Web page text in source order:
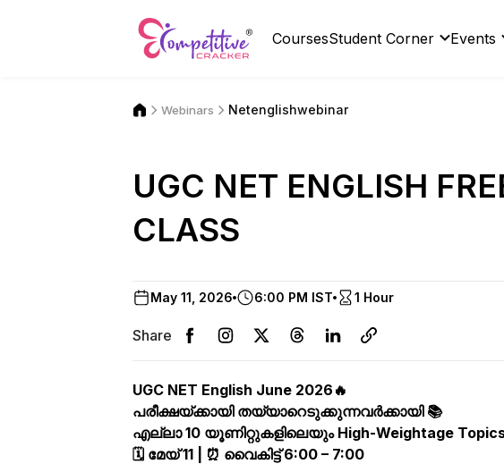
CoursesStudent Corner Events
Webinars Netenglishwebinar
UGC NET ENGLISH
CLASS
May 11, 2026 6:00 PM IST 1 Hour
Share
UGC NET English June 2026🔥
പരീക്ഷയ്ക്കായി തയ്യാറെടുക്കുന്നവർക്കായി 📚
എല്ലാ 10 യൂണിറ്റുകളിലെയും High-Weightage Topics
🗓️ മേയ് 11 | ⏰ വൈകിട്ട് 6:00 – 7:00